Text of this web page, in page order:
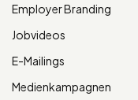
Employer Branding
Jobvideos
E-Mailings
Medienkampagnen